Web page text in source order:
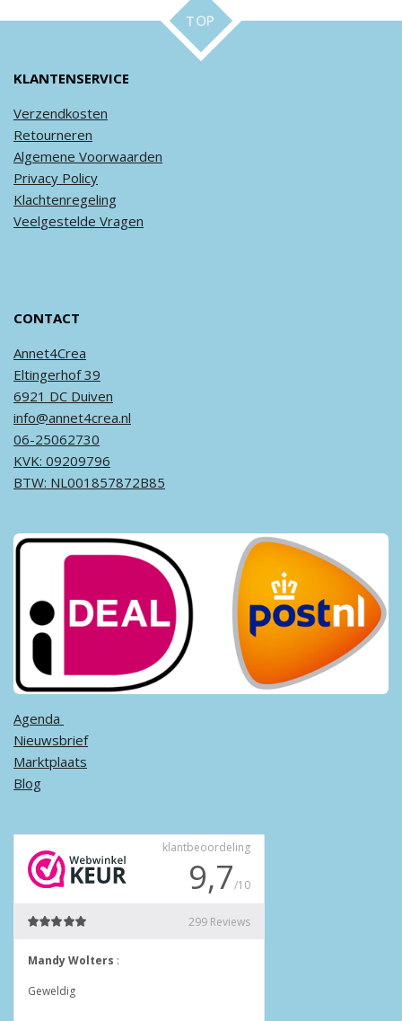
TOP
KLANTENSERVICE
Verzendkosten
Retourneren
Algemene Voorwaarden
Privacy Policy
Klachtenregeling
Veelgestelde Vragen
CONTACT
Annet4Crea
Eltingerhof 39
6921 DC Duiven
info@annet4crea.nl
06-25062730
KVK: 09209796
BTW: NL001857872B85
Agenda ​
Nieuwsbrief
Marktplaats
Blog